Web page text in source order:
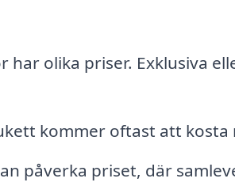
har olika priser. Exklusiva
kommer oftast att kosta
påverka priset, där